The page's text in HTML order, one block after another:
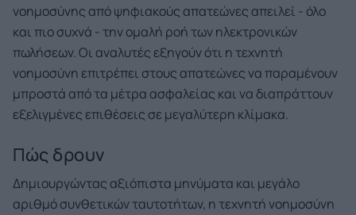
νοημοσύνης από ψηφιακούς απατεώνες απειλεί - όλο
και πιο συχνά - την ομαλή ροή των ηλεκτρονικών
πωλήσεων. Οι αναλυτές εξηγούν ότι η τεχνητή
νοημοσύνη επιτρέπει στους απατεώνες να παραμένουν
μπροστά από τα μέτρα ασφαλείας και να διαπράττουν
εξελιγμένες επιθέσεις σε μεγαλύτερη κλίμακα.
Πώς δρουν
Δημιουργώντας αξιόπιστα μηνύματα και μεγάλο
αριθμό συνθετικών ταυτοτήτων, η τεχνητή νοημοσύνη